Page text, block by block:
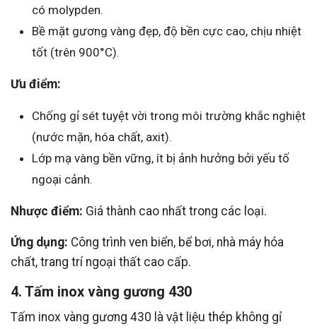
có molypden.
Bề mặt gương vàng đẹp, độ bền cực cao, chịu nhiệt
tốt (trên 900°C).
Ưu điểm:
Chống gỉ sét tuyệt vời trong môi trường khắc nghiệt
(nước mặn, hóa chất, axit).
Lớp mạ vàng bền vững, ít bị ảnh hưởng bởi yếu tố
ngoại cảnh.
Nhược điểm: Giá thành cao nhất trong các loại.
Ứng dụng: Công trình ven biển, bể bơi, nhà máy hóa
chất, trang trí ngoại thất cao cấp.
4. Tấm inox vàng gương 430
Tấm inox vàng gương 430 là vật liệu thép không gỉ